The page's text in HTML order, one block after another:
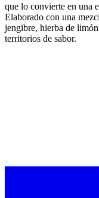
que lo convierte en una
Elaborado con una
jengibre, hierba de
territorios de sabor.